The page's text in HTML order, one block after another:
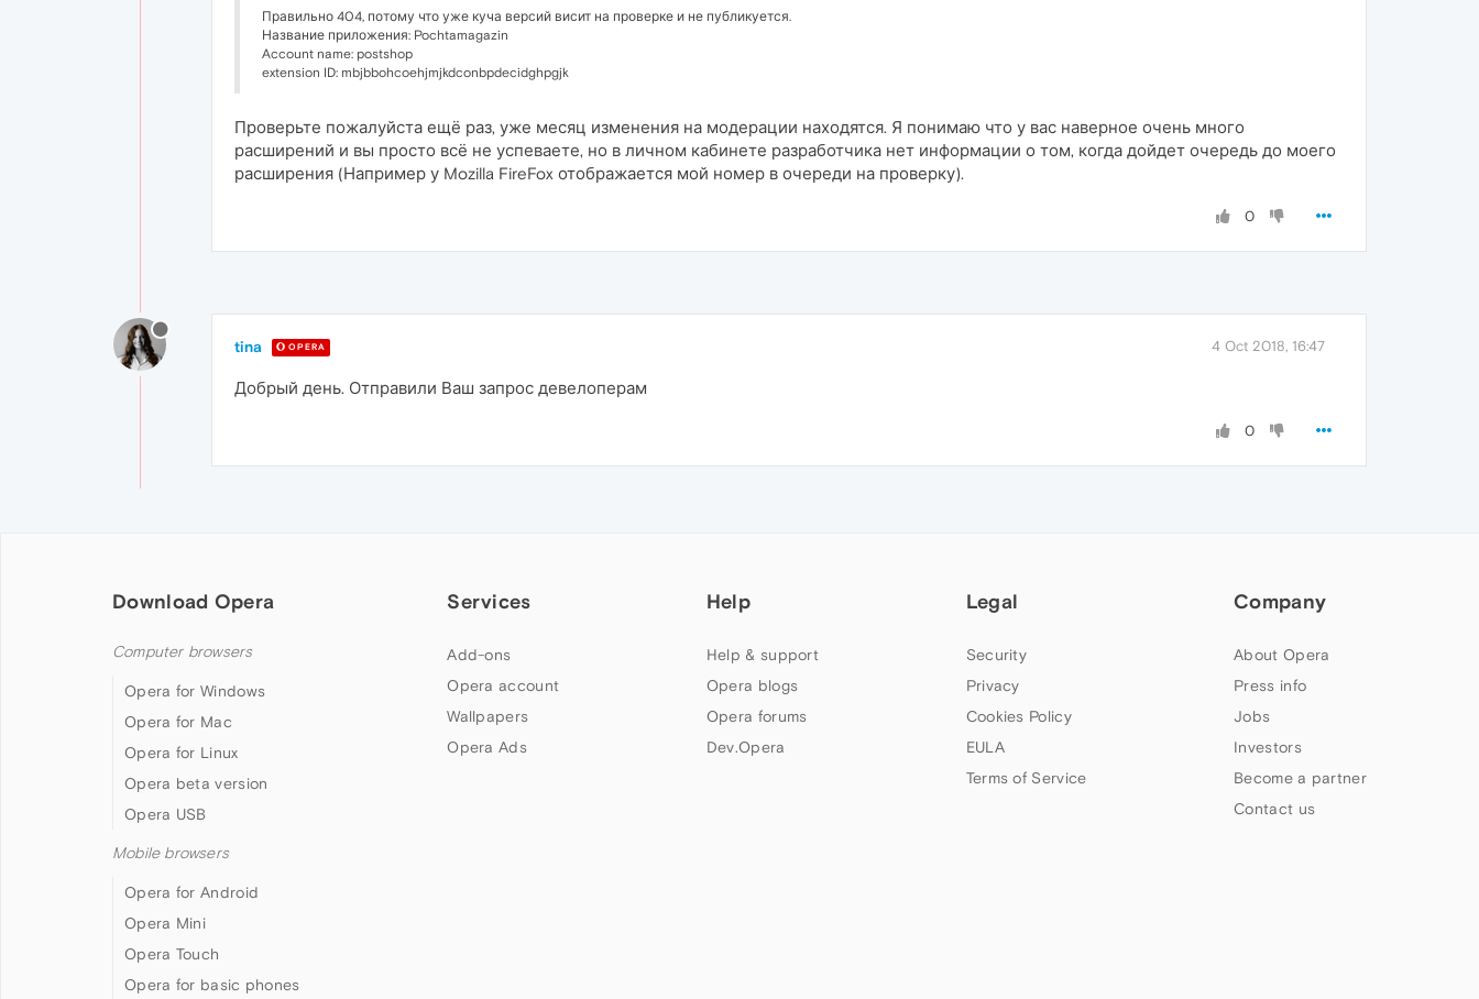
Правильно 404, потому что уже куча версий висит на проверке и не публикуется.
Название приложения: Pochtamagazin
Account name: postshop
extension ID: mbjbbohcoehjmjkdconbpdecidghpgjk
Проверьте пожалуйста ещё раз, уже месяц изменения на модерации находятся. Я понимаю что у вас наверное очень много
расширений и вы просто всё не успеваете, но в личном кабинете разработчика нет информации о том, когда дойдет очередь до моего
расширения (Например у Mozilla FireFox отображается мой номер в очереди на проверку).
0
tina OPERA 4 Oct 2018, 16:47
Добрый день. Отправили Ваш запрос девелоперам
0
Download Opera
Computer browsers
Opera for Windows
Opera for Mac
Opera for Linux
Opera beta version
Opera USB
Mobile browsers
Opera for Android
Opera Mini
Opera Touch
Opera for basic phones
Services
Add-ons
Opera account
Wallpapers
Opera Ads
Help
Help & support
Opera blogs
Opera forums
Dev.Opera
Legal
Security
Privacy
Cookies Policy
EULA
Terms of Service
Company
About Opera
Press info
Jobs
Investors
Become a partner
Contact us